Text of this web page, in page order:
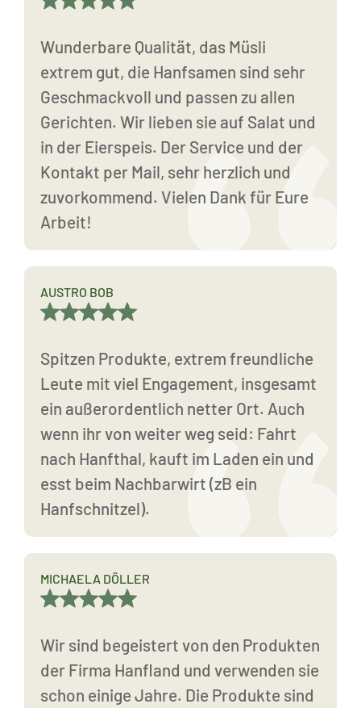
Wunderbare Qualität, das Müsli
extrem gut, die Hanfsamen sind sehr
Geschmackvoll und passen zu allen
Gerichten. Wir lieben sie auf Salat und
in der Eierspeis. Der Service und der
Kontakt per Mail, sehr herzlich und
zuvorkommend. Vielen Dank für Eure
Arbeit!
AUSTRO BOB
Spitzen Produkte, extrem freundliche
Leute mit viel Engagement, insgesamt
ein außerordentlich netter Ort. Auch
wenn ihr von weiter weg seid: Fahrt
nach Hanfthal, kauft im Laden ein und
esst beim Nachbarwirt (zB ein
Hanfschnitzel).
MICHAELA DÖLLER
Wir sind begeistert von den Produkten
der Firma Hanfland und verwenden sie
schon einige Jahre. Die Produkte sind